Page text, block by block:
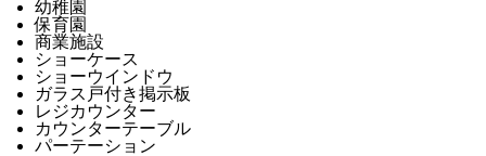
幼稚園
保育園
商業施設
ショーケース
ショーウインドウ
ガラス戸付き掲示板
レジカウンター
カウンターテーブル
パーテーション